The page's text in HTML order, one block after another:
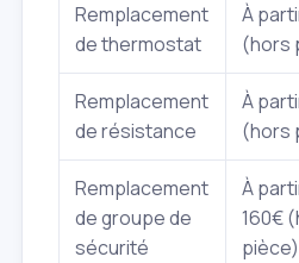
Remplacement
de thermostat
À
(hors
Remplacement
de résistance
À
(hors
Remplacement
de groupe de
sécurité
À
160€
pièce)